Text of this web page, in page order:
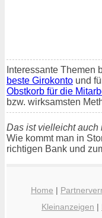
Interessante Themen
beste Girokonto und
Obstkorb für die
bzw. wirksamsten
Das ist vielleicht auch
Wie kommt man in
richtigen Bank und
Home |
Kleinanzeigen |